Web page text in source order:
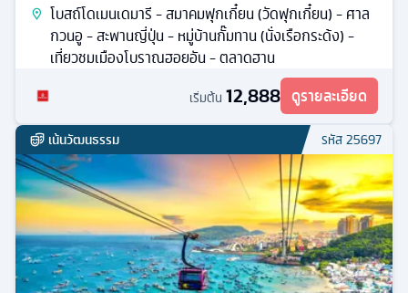
โบสถ์โดเมนเดมารี - สมาคมฟุกเกี๋ยน (วัดฟุกเกี๋ยน) - ศาล
กวนอู - สะพานญี่ปุ่น - หมู่บ้านกั๊มทาน (นั่งเรือกระด้ง) -
เที่ยวชมเมืองโบราณฮอยอัน - ตลาดฮาน
เริ่มต้น 12,888 ดูรายละเอียด
เน้นวัฒนธรรม รหัส25697